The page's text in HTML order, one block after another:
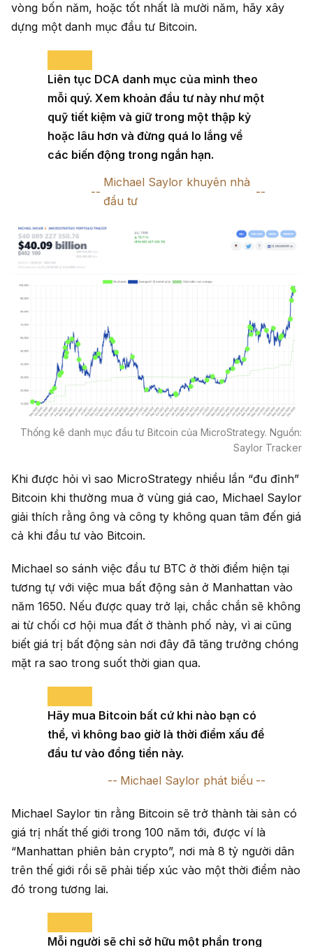
vòng bốn năm, hoặc tốt nhất là mười năm, hãy xây
dựng một danh mục đầu tư Bitcoin.
Liên tục DCA danh mục của mình theo
mỗi quý. Xem khoản đầu tư này như một
quỹ tiết kiệm và giữ trong một thập kỷ
hoặc lâu hơn và đừng quá lo lắng về
các biến động trong ngắn hạn.
Michael Saylor khuyên nhà
đầu tư
Thống kê danh mục đầu tư Bitcoin của MicroStrategy. Nguồn:
Saylor Tracker
Khi được hỏi vì sao MicroStrategy nhiều lần “đu đỉnh”
Bitcoin khi thường mua ở vùng giá cao, Michael Saylor
giải thích rằng ông và công ty không quan tâm đến giá
cả khi đầu tư vào Bitcoin.
Michael so sánh việc đầu tư BTC ở thời điểm hiện tại
tương tự với việc mua bất động sản ở Manhattan vào
năm 1650. Nếu được quay trở lại, chắc chắn sẽ không
ai từ chối cơ hội mua đất ở thành phố này, vì ai cũng
biết giá trị bất động sản nơi đây đã tăng trưởng chóng
mặt ra sao trong suốt thời gian qua.
Hãy mua Bitcoin bất cứ khi nào bạn có
thể, vì không bao giờ là thời điểm xấu để
đầu tư vào đồng tiền này.
Michael Saylor phát biểu
Michael Saylor tin rằng Bitcoin sẽ trở thành tài sản có
giá trị nhất thế giới trong 100 năm tới, được ví là
“Manhattan phiên bản crypto”, nơi mà 8 tỷ người dân
trên thế giới rồi sẽ phải tiếp xúc vào một thời điểm nào
đó trong tương lai.
Mỗi người sẽ chỉ sở hữu một phần trong